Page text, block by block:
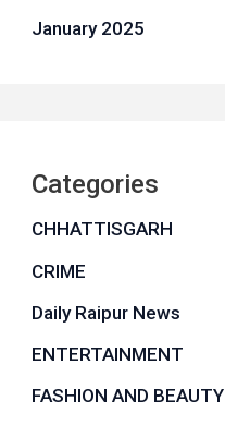
January 2025
Categories
CHHATTISGARH
CRIME
Daily Raipur News
ENTERTAINMENT
FASHION AND BEAUTY